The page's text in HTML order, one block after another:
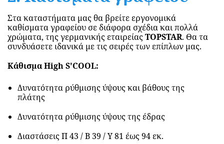
ΛΟΙΠΑ ΠΡΟΪΟΝΤΑ ΚΑΙ ΚΑΘΊΣΜΑΤΑ
Στα καταστήματα μας θα βρείτε εργονομικά
καθίσματα γραφείου σε διάφορα σχέδια και πολλά
χρώματα, της γερμανικής εταιρείαςTOPSTAR. Θα τα
συνδυάσετε ιδανικά με τις σειρές των επίπλων μας.
Kάθισμα Ηigh S'COOL:
Δυνατότητα ρύθμισης ύψους και βάθους της
πλάτης
Δυνατότητα ρύθμισης ύψους της έδρας
Διαστάσεις Π 43 / Β 39 / Υ 81 έως 94 εκ.